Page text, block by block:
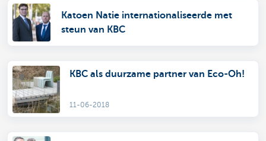
Katoen Natie internationaliseerde met
steun van KBC
KBC als duurzame partner van Eco-Oh!
11-06-2018